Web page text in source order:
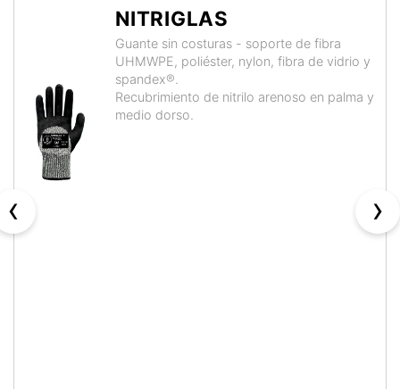
NITRIGLAS
Guante sin costuras - soporte de fibra
UHMWPE, poliéster, nylon, fibra de vidrio y
spandex®.
Recubrimiento de nitrilo arenoso en palma y
medio dorso.
‹ ›